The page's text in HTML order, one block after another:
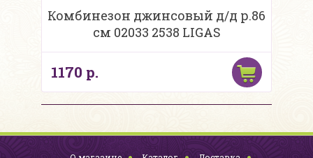
Комбинезон джинсовый д/д р.86
см 02033 2538 LIGAS
1170 р.